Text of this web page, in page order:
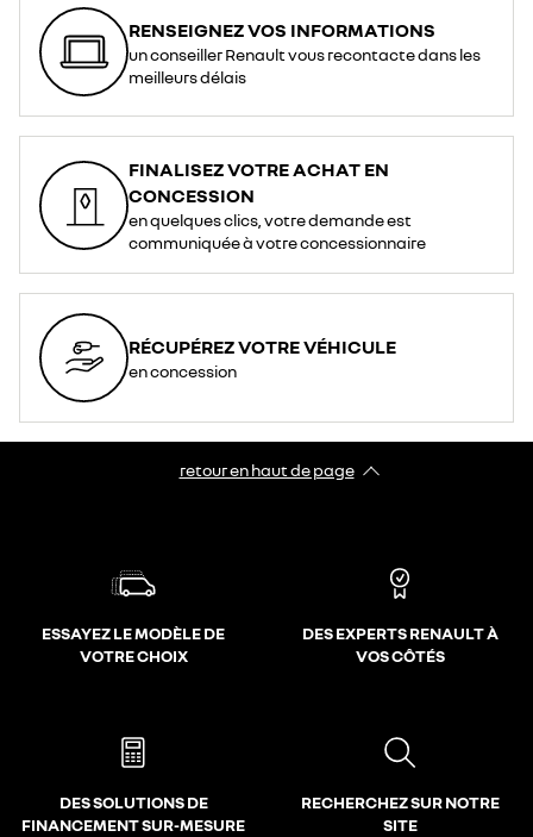
RENSEIGNEZ VOS INFORMATIONS
un conseiller Renault vous recontacte dans les
meilleurs délais
FINALISEZ VOTRE ACHAT EN
CONCESSION
en quelques clics, votre demande est
communiquée à votre concessionnaire
RÉCUPÉREZ VOTRE VÉHICULE
en concession
retour en haut de page​
ESSAYEZ LE MODÈLE DE
VOTRE CHOIX
DES EXPERTS RENAULT À
VOS CÔTÉS
DES SOLUTIONS DE
FINANCEMENT SUR-MESURE
RECHERCHEZ SUR NOTRE
SITE